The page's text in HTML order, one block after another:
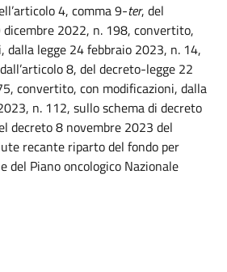
4, comma 9-ter, del
2022, n. 198, convertito,
dalla legge 24 febbraio 2023, n. 14,
8, del decreto-legge 22
convertito, con modificazioni, dalla
n. 112, sullo schema di decreto
decreto 8 novembre 2023 del
recante riparto del fondo per
del Piano oncologico Nazionale